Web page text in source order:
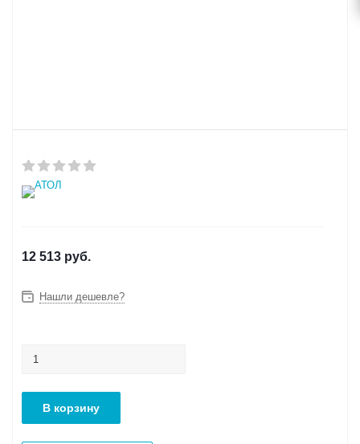
12 513 руб.
Нашли дешевле?
В корзину